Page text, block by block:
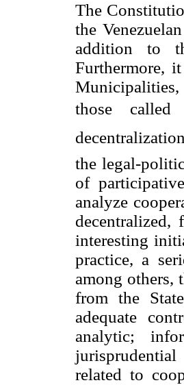
The
the
addition to
Furthermore,
those
the legal-
of
analyze
decentralized,
interesting
practice, a
among others,
from the
adequate
analytic;
related to